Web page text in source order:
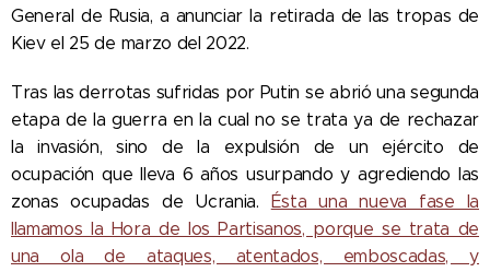
General de Rusia, a anunciar la retirada de las tropas de
Kiev el 25 de marzo del 2022.
Tras las derrotas sufridas por Putin se abrió una segunda
etapa de la guerra en la cual no se trata ya de rechazar
la invasión, sino de la expulsión de un ejército de
ocupación que lleva 6 años usurpando y agrediendo las
zonas ocupadas de Ucrania. Ésta una nueva fase la
llamamos la Hora de los Partisanos, porque se trata de
una ola de ataques, atentados, emboscadas, y